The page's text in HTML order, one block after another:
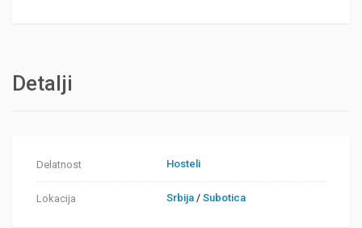
Detalji
Delatnost Hosteli
Lokacija Srbija /Subotica